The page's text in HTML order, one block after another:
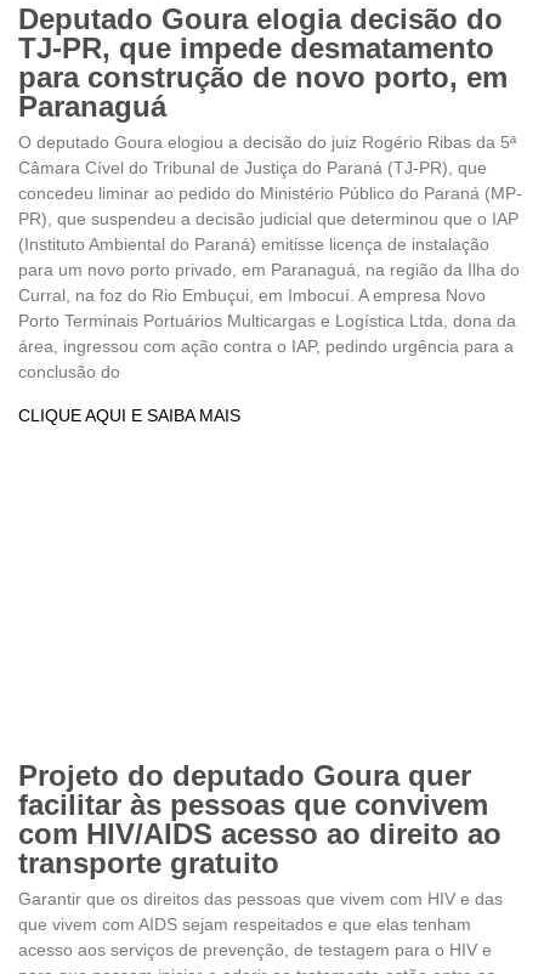
Deputado Goura elogia decisão do
TJ-PR, que impede desmatamento
para construção de novo porto, em
Paranaguá
O deputado Goura elogiou a decisão do juiz Rogério Ribas da 5ª
Câmara Cível do Tribunal de Justiça do Paraná (TJ-PR), que
concedeu liminar ao pedido do Ministério Público do Paraná (MP-
PR), que suspendeu a decisão judicial que determinou que o IAP
(Instituto Ambiental do Paraná) emitisse licença de instalação
para um novo porto privado, em Paranaguá, na região da Ilha do
Curral, na foz do Rio Embuçui, em Imbocuí. A empresa Novo
Porto Terminais Portuários Multicargas e Logística Ltda, dona da
área, ingressou com ação contra o IAP, pedindo urgência para a
conclusão do
CLIQUE AQUI E SAIBA MAIS
Projeto do deputado Goura quer
facilitar às pessoas que convivem
com HIV/AIDS acesso ao direito ao
transporte gratuito
Garantir que os direitos das pessoas que vivem com HIV e das
que vivem com AIDS sejam respeitados e que elas tenham
acesso aos serviços de prevenção, de testagem para o HIV e